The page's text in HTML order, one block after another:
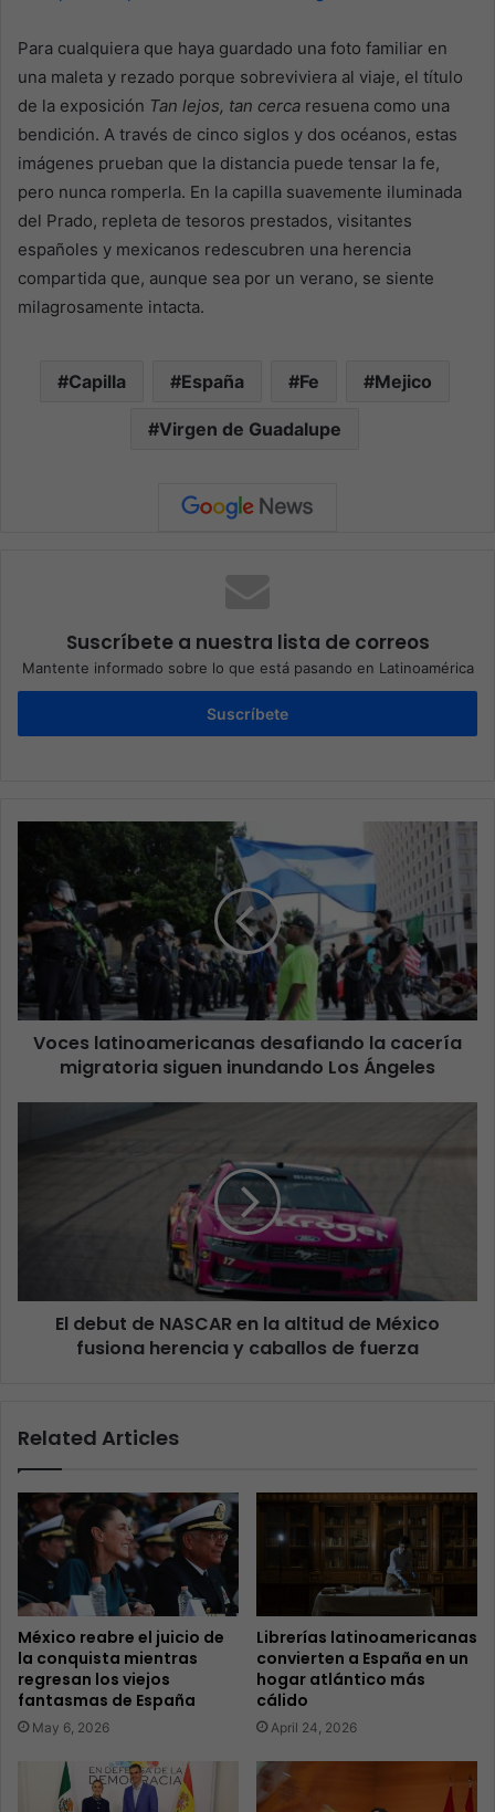
Para cualquiera que haya guardado una foto familiar en
una maleta y rezado porque sobreviviera al viaje, el título
de la exposición Tan lejos, tan cerca resuena como una
bendición. A través de cinco siglos y dos océanos, estas
imágenes prueban que la distancia puede tensar la fe,
pero nunca romperla. En la capilla suavemente iluminada
del Prado, repleta de tesoros prestados, visitantes
españoles y mexicanos redescubren una herencia
compartida que, aunque sea por un verano, se siente
milagrosamente intacta.
Capilla España Fe Mejico
Virgen de Guadalupe
Suscríbete a nuestra lista de correos
Mantente informado sobre lo que está pasando en Latinoamérica
Suscríbete
Voces latinoamericanas desafiando la cacería
migratoria siguen inundando Los Ángeles
El debut de NASCAR en la altitud de México
fusiona herencia y caballos de fuerza
Related Articles
México reabre el juicio de
la conquista mientras
regresan los viejos
fantasmas de España
May 6, 2026
Librerías latinoamericanas
convierten a España en un
hogar atlántico más
cálido
April 24, 2026